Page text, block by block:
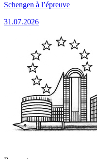
Schengen à l’épreuve
31.07.2026